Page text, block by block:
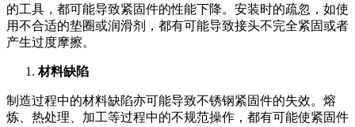
的工具，都可能导致紧固件的性能下降。安装时的疏忽，如使
用不合适的垫圈或润滑剂，都有可能导致接头不完全紧固或者
产生过度摩擦。
材料缺陷
制造过程中的材料缺陷亦可能导致不锈钢紧固件的失效。熔
炼、热处理、加工等过程中的不规范操作，都有可能使紧固件